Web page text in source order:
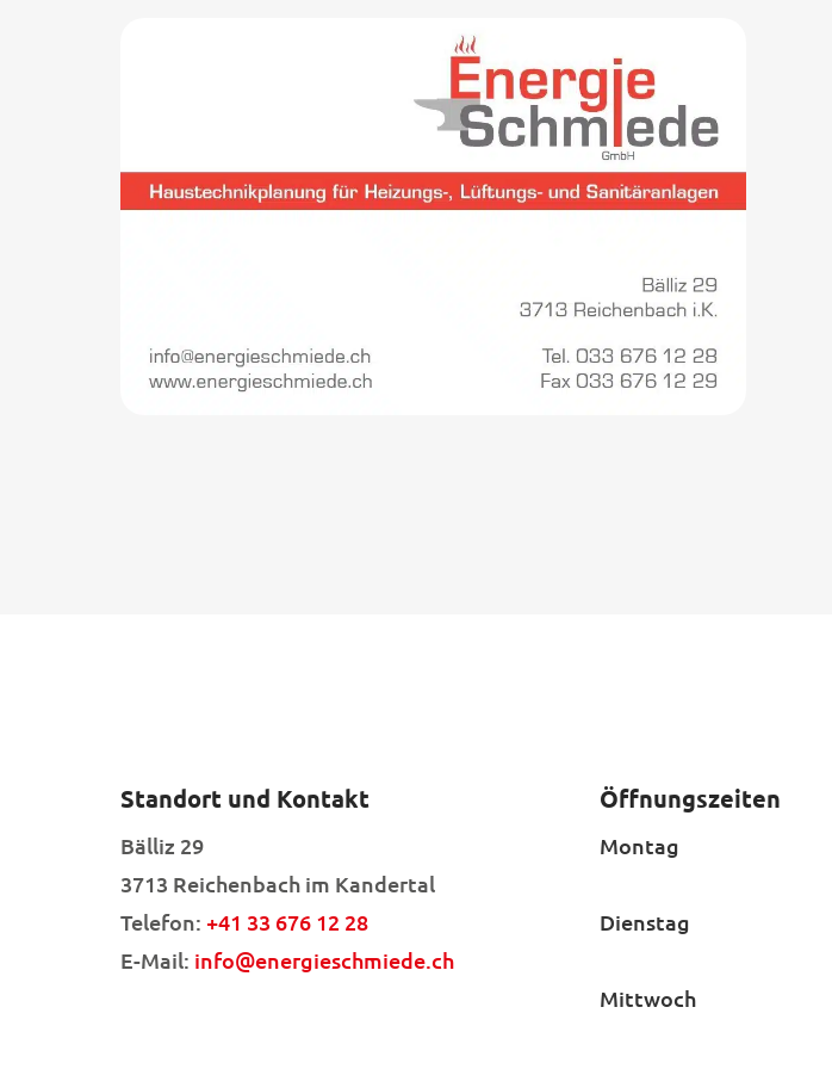
Standort und Kontakt
Bälliz 29
3713 Reichenbach im Kandertal
Telefon: +41 33 676 12 28
E-Mail: info@energieschmiede.ch
Öffnungszeiten
Montag
Dienstag
Mittwoch